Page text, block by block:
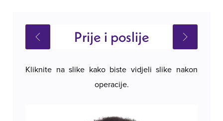
Prije i poslije
Kliknite na slike kako biste vidjeli slike nakon
operacije.